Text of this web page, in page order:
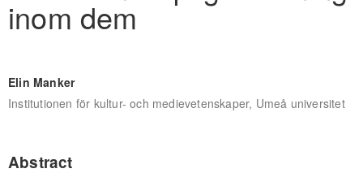
inom dem
Elin Manker
Institutionen för kultur- och medievetenskaper, Umeå universitet
Abstract